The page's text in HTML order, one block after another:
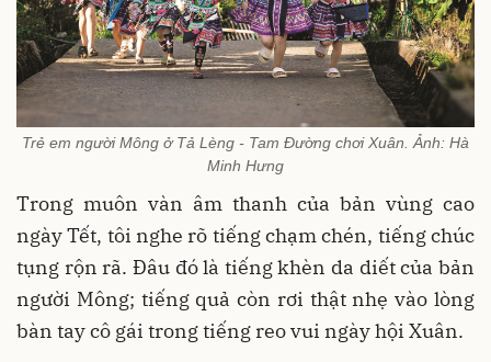
Trẻ em người Mông ở Tả Lèng - Tam Đường chơi Xuân. Ảnh: Hà
Minh Hưng
Trong muôn vàn âm thanh của bản vùng cao
ngày Tết, tôi nghe rõ tiếng chạm chén, tiếng chúc
tụng rộn rã. Đâu đó là tiếng khèn da diết của bản
người Mông; tiếng quả còn rơi thật nhẹ vào lòng
bàn tay cô gái trong tiếng reo vui ngày hội Xuân.